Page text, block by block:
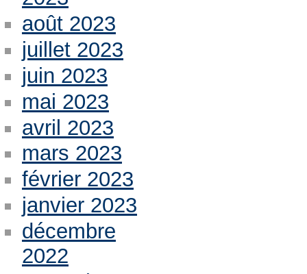
août 2023
juillet 2023
juin 2023
mai 2023
avril 2023
mars 2023
février 2023
janvier 2023
décembre
2022